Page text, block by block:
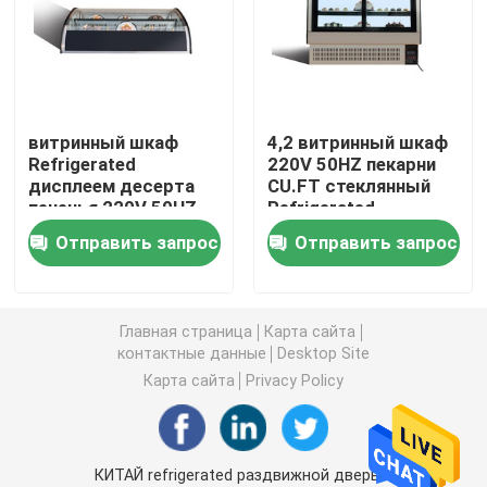
замораживатель дисплея мороженого
под встречным замораживателем холодильника
Refrigerated таблица подготовки
Холодильник занавеса воздуха
охладитель дисплея мяса
Коммерчески создатель льда
витринный шкаф
Refrigerated
дисплеем десерта
печенья 220V 50HZ
более крутым 4,2
CU.FTОтправить запрос
4,2 витринный шкаф
220V 50HZ пекарни
CU.FT стеклянный
Refrigerated
Отправить запрос
Главная страница
Карта сайта
контактные данные
Desktop Site
Карта сайта
Privacy Policy
КИТАЙ refrigerated раздвижной дверью